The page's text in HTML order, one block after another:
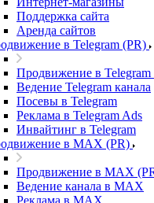
Поддержка сайта
Аренда сайтов
в Telegram (PR)
Продвижение в Telegram
Ведение Telegram канала
Посевы в Telegram
Реклама в Telegram Ads
Инвайтинг в Telegram
в MAX (PR)
Продвижение в MAX
Ведение канала в MAX
Реклама в MAX